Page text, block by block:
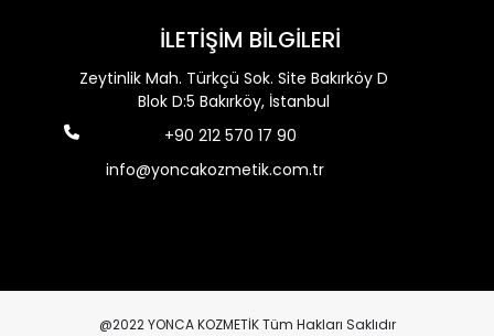
İLETİŞİM BİLGİLERİ
Zeytinlik Mah. Türkçü Sok. Site Bakırköy D
Blok D:5 Bakırköy, İstanbul
+90 212 570 17 90
info@yoncakozmetik.com.tr
@2022 YONCA KOZMETİK Tüm Hakları Saklıdır